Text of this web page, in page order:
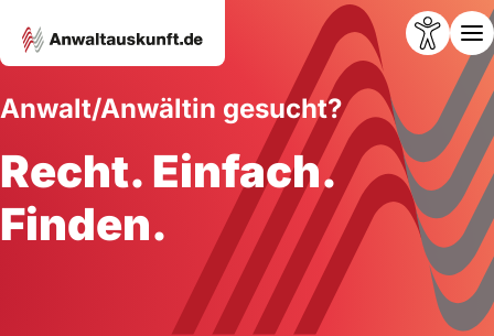
Anwalt/Anwältin gesucht?
Recht. Einfach.
Finden.